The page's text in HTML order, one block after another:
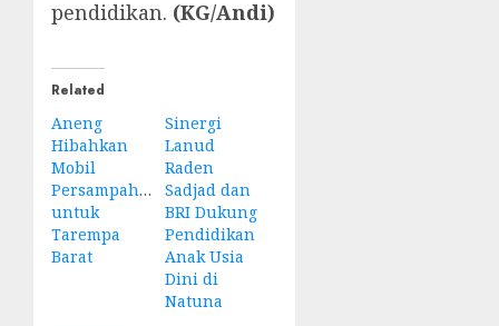
pendidikan. (KG/Andi)
Related
Aneng
Hibahkan
Mobil
Persampahan
untuk
Tarempa
Barat
Sinergi
Lanud
Raden
Sadjad dan
BRI Dukung
Pendidikan
Anak Usia
Dini di
Natuna